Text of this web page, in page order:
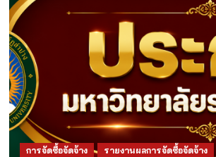
การจัดซื้อจัดจ้าง รายงานผลการจัดซื้อจัดจ้าง